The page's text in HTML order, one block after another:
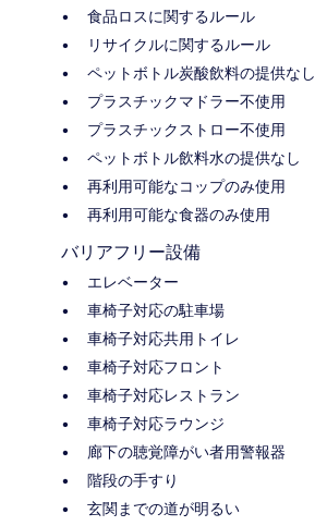
食品ロスに関するルール
リサイクルに関するルール
ペットボトル炭酸飲料の提供なし
プラスチックマドラー不使用
プラスチックストロー不使用
ペットボトル飲料水の提供なし
再利用可能なコップのみ使用
再利用可能な食器のみ使用
バリアフリー設備
エレベーター
車椅子対応の駐車場
車椅子対応共用トイレ
車椅子対応フロント
車椅子対応レストラン
車椅子対応ラウンジ
廊下の聴覚障がい者用警報器
階段の手すり
玄関までの道が明るい